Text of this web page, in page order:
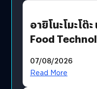
อายิโนะโมะโต๊
Food
บริโภคและ B2B
07/08/2026
Read More